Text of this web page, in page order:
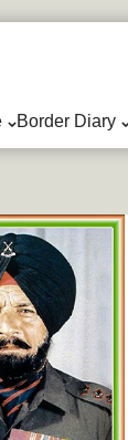
Border Diary